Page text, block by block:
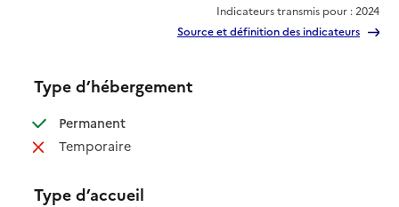
Indicateurs transmis pour : 2024
Source et définition des indicateurs
Type d’hébergement
Permanent: disponible
Temporaire: non disponible
Type d’accueil